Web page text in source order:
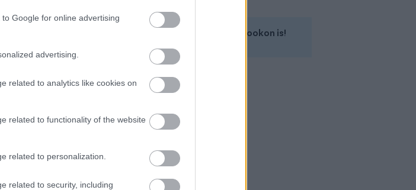
Google for online advertising
advertising.
related to analytics like cookies on
related to functionality of the website
related to personalization.
related to security, including
eddigi
avagy így
a Google-
Kövess minket a Facebookon is!